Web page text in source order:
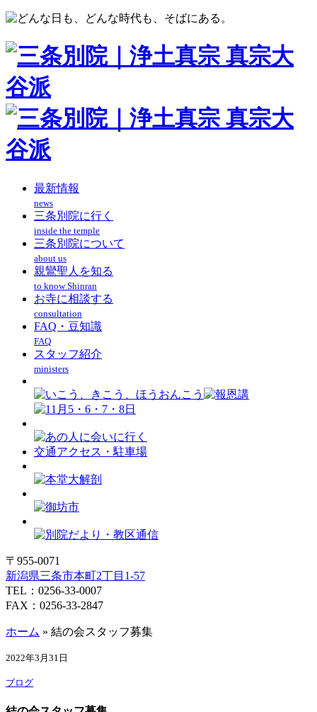
最新情報
news
三条別院に行く
inside the temple
三条別院について
about us
親鸞聖人を知る
to know Shinran
お寺に相談する
consultation
FAQ・豆知識
FAQ
スタッフ紹介
ministers
交通アクセス・駐車場
〒955-0071
新潟県三条市本町2丁目1-57
TEL：0256-33-0007
FAX：0256-33-2847
ホーム » 結の会スタッフ募集
2022年3月31日
ブログ